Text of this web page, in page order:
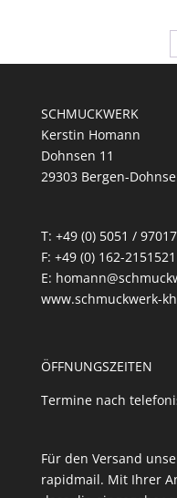
SCHMUCKWERK
Kerstin Homann
Dohnsen 11
29303 Bergen-
T: +49 (0) 5051 /
F: +49 (0) 162-2151521
E:
www.schmuckwerk-
ÖFFNUNGSZEITEN
Termine nach
Für den Versand
rapidmail. Mit Ihrer